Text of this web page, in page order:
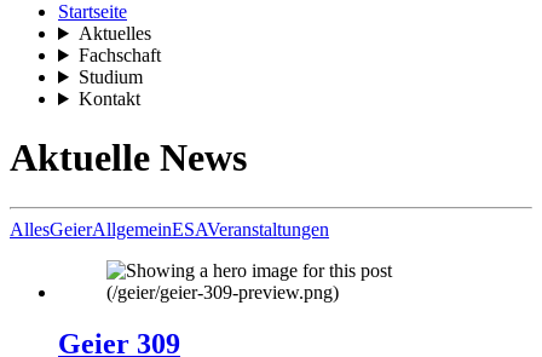
Startseite
Aktuelles
Fachschaft
Studium
Kontakt
Aktuelle News
AllesGeierAllgemeinESAVeranstaltungen
Geier 309